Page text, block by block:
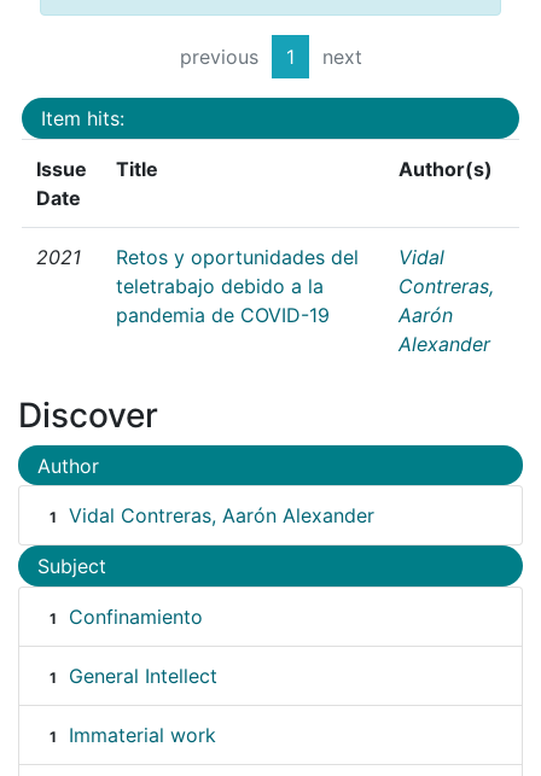
previous 1 next
Item hits:
Issue
Date
Title Author(s)
2021
Retos y oportunidades del
teletrabajo debido a la
pandemia de COVID-19
Vidal
Contreras,
Aarón
Alexander
Discover
Author
1 Vidal Contreras, Aarón Alexander
Subject
1 Confinamiento
1 General Intellect
1 Immaterial work